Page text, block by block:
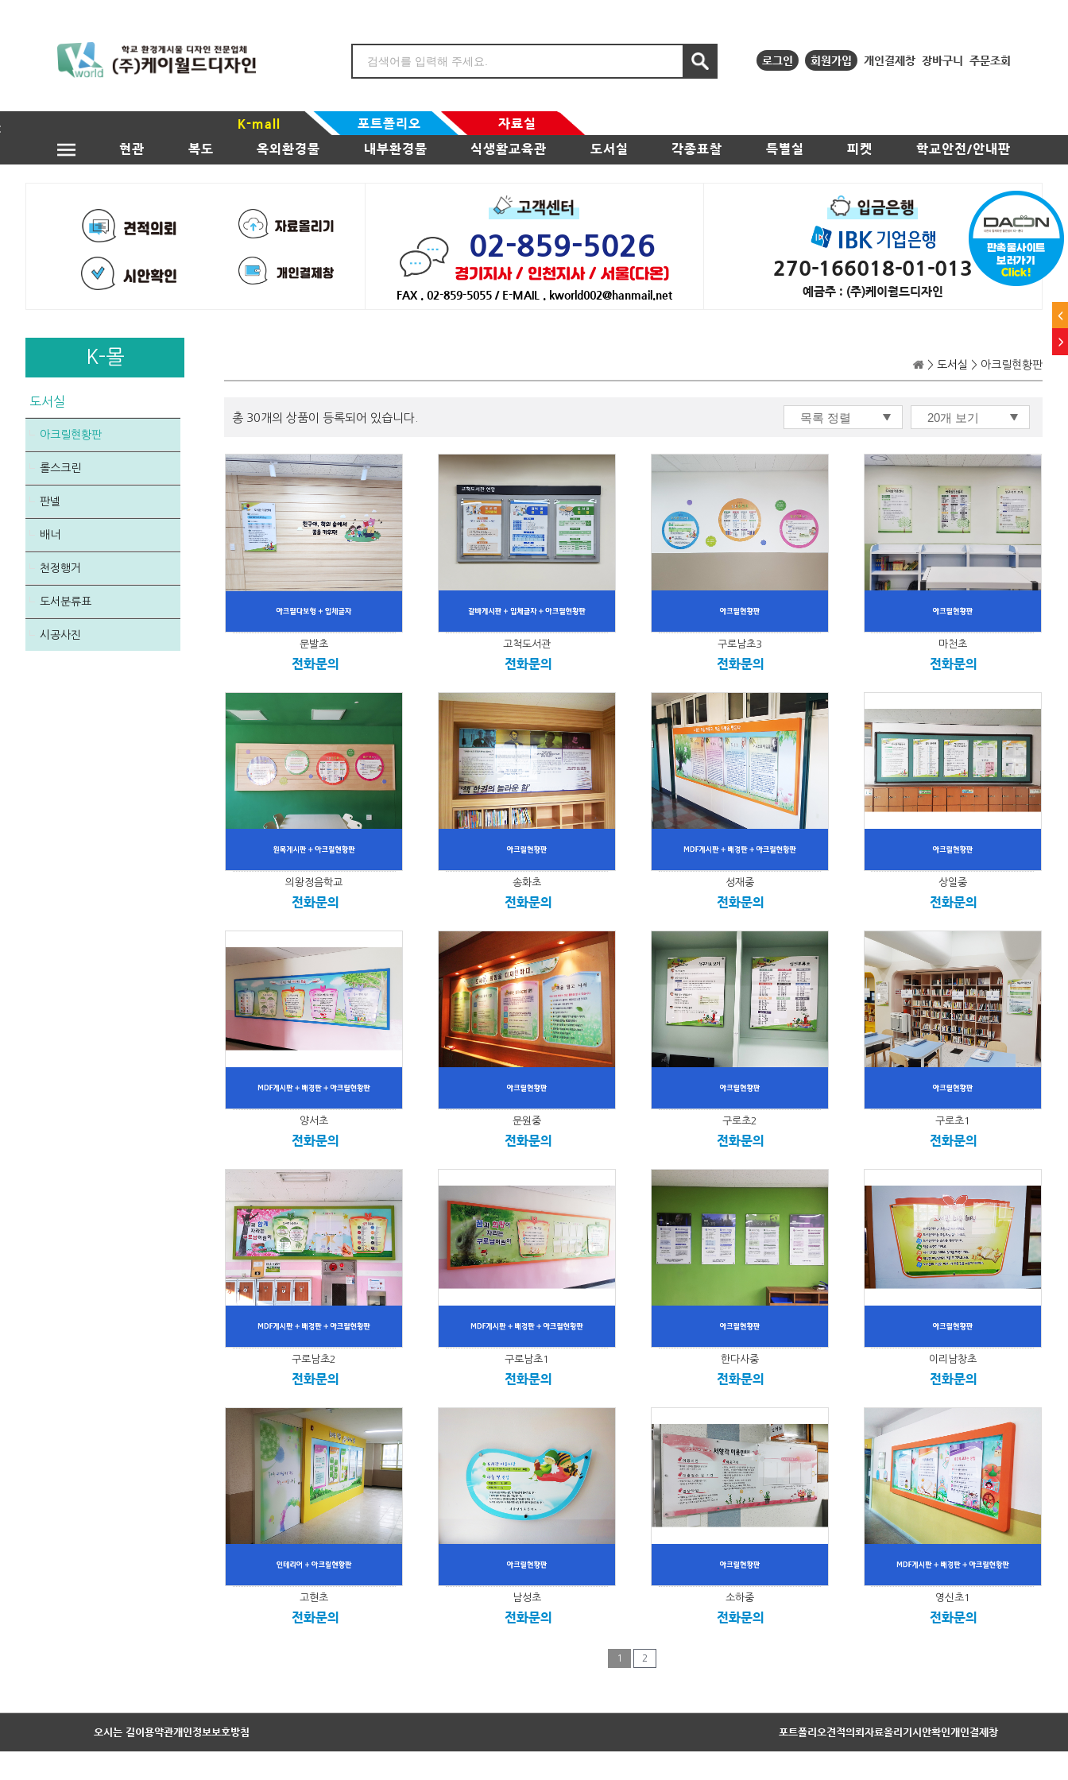
로그인 회원가입 개인결제창 장바구니 주문조회
K-mall 포트폴리오
자료실
현관
복도 옥외환경물 내부환경물 식생활교육관 도서실 각종표찰 특별실 피켓 학교안전/안내판
02-859-5026
경기지사 / 인천지사 / 서울(다온)
FAX . 02-859-5055 / E-MAIL . kworld002@hanmail.net
270-166018-01-013
예금주 : (주)케이월드디자인
K-몰
도서실
아크릴현황판
롤스크린
판넬
배너
천정행거
도서분류표
시공사진
> 도서실 > 아크릴현황판
총 30개의 상품이 등록되어 있습니다.
문발초
전화문의
고척도서관
전화문의
구로남초3
전화문의
마천초
전화문의
의왕정음학교
전화문의
송화초
전화문의
성재중
전화문의
상일중
전화문의
양서초
전화문의
문원중
전화문의
구로초2
전화문의
구로초1
전화문의
구로남초2
전화문의
구로남초1
전화문의
한다사중
전화문의
이리남창초
전화문의
고현초
전화문의
남성초
전화문의
소하중
전화문의
영신초1
전화문의
1 2
오시는 길이용약관개인정보보호방침 포트폴리오견적의뢰 자료올리기 시안확인개인결제창
<
>